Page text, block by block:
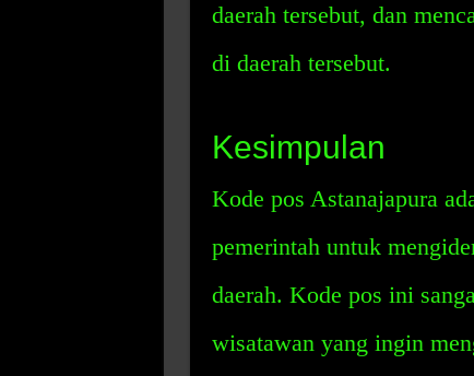
daerah tersebut, dan
di daerah tersebut.
Kesimpulan
Kode pos Astanajapura
pemerintah untuk
daerah. Kode pos ini
wisatawan yang ingin